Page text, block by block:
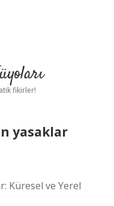
fikirler!
yasaklar
Küresel ve Yerel